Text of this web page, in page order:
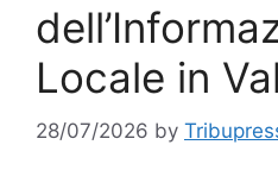
Locale in
28/07/2026 by